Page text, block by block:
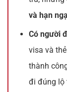
và hạn
Có người
visa và
thành
đi đúng lộ